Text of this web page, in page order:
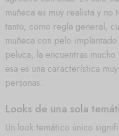
muñeca es muy realista y
tanto, como regla general,
muñeca con pelo
peluca, la encuentras
esa es una característica
personas.
Looks de una sola
Un look temático único